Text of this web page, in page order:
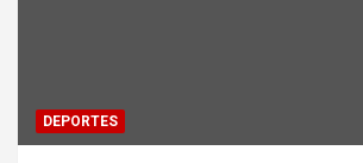
DEPORTES